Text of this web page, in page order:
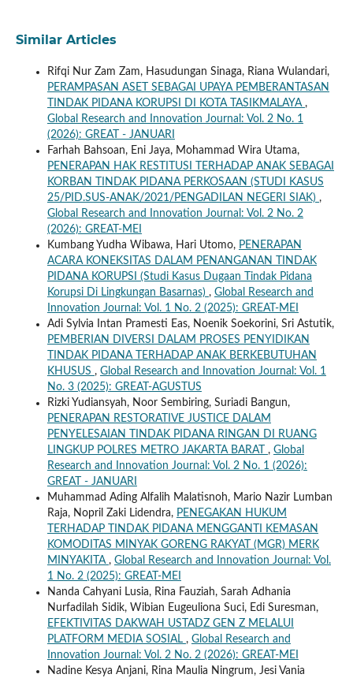
Similar Articles
Rifqi Nur Zam Zam, Hasudungan Sinaga, Riana Wulandari,
PERAMPASAN ASET SEBAGAI UPAYA PEMBERANTASAN
TINDAK PIDANA KORUPSI DI KOTA TASIKMALAYA ,
Global Research and Innovation Journal: Vol. 2 No. 1
(2026): GREAT - JANUARI
Farhah Bahsoan, Eni Jaya, Mohammad Wira Utama,
PENERAPAN HAK RESTITUSI TERHADAP ANAK SEBAGAI
KORBAN TINDAK PIDANA PERKOSAAN (STUDI KASUS
25/PID.SUS-ANAK/2021/PENGADILAN NEGERI SIAK) ,
Global Research and Innovation Journal: Vol. 2 No. 2
(2026): GREAT-MEI
Kumbang Yudha Wibawa, Hari Utomo, PENERAPAN
ACARA KONEKSITAS DALAM PENANGANAN TINDAK
PIDANA KORUPSI (Studi Kasus Dugaan Tindak Pidana
Korupsi Di Lingkungan Basarnas) , Global Research and
Innovation Journal: Vol. 1 No. 2 (2025): GREAT-MEI
Adi Sylvia Intan Pramesti Eas, Noenik Soekorini, Sri Astutik,
PEMBERIAN DIVERSI DALAM PROSES PENYIDIKAN
TINDAK PIDANA TERHADAP ANAK BERKEBUTUHAN
KHUSUS , Global Research and Innovation Journal: Vol. 1
No. 3 (2025): GREAT-AGUSTUS
Rizki Yudiansyah, Noor Sembiring, Suriadi Bangun,
PENERAPAN RESTORATIVE JUSTICE DALAM
PENYELESAIAN TINDAK PIDANA RINGAN DI RUANG
LINGKUP POLRES METRO JAKARTA BARAT , Global
Research and Innovation Journal: Vol. 2 No. 1 (2026):
GREAT - JANUARI
Muhammad Ading Alfalih Malatisnoh, Mario Nazir Lumban
Raja, Nopril Zaki Lidendra, PENEGAKAN HUKUM
TERHADAP TINDAK PIDANA MENGGANTI KEMASAN
KOMODITAS MINYAK GORENG RAKYAT (MGR) MERK
MINYAKITA , Global Research and Innovation Journal: Vol.
1 No. 2 (2025): GREAT-MEI
Nanda Cahyani Lusia, Rina Fauziah, Sarah Adhania
Nurfadilah Sidik, Wibian Eugeuliona Suci, Edi Suresman,
EFEKTIVITAS DAKWAH USTADZ GEN Z MELALUI
PLATFORM MEDIA SOSIAL , Global Research and
Innovation Journal: Vol. 2 No. 2 (2026): GREAT-MEI
Nadine Kesya Anjani, Rina Maulia Ningrum, Jesi Vania